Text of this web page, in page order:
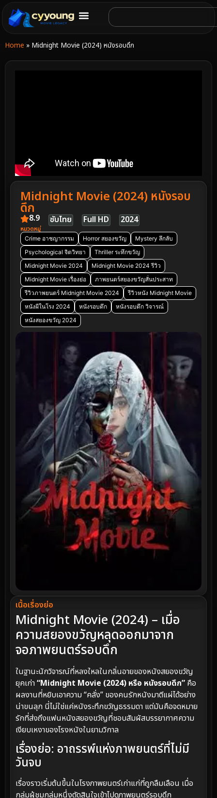
Home » Midnight Movie (2024) หนังรอบดึก
Midnight Movie (2024) หนังรอบ
ดึก
8.9 ซับไทย Full HD 2024
หมวดหมู่
Crime อาชญากรรม Horror สยองขวัญ
Mystery ลึกลับ
Psychological จิตวิทยา
Thriller ระทึกขวัญ
Midnight Movie 2024
Midnight Movie 2024 รีวิว
Midnight Movie เรื่องย่อ
ภาพยนตร์สยองขวัญสั่นประสาท
รีวิวภาพยนตร์ Midnight Movie 2024
รีวิวหนัง Midnight Movie
หนังผีในโรง 2024
หนังรอบดึก
หนังรอบดึก วิจารณ์
หนังสยองขวัญ 2024
เนื้อเรื่องย่อ
Midnight Movie (2024) – เมื่อ
ความสยองขวัญหลุดออกมาจาก
จอภาพยนตร์รอบดึก
ในฐานะนักวิจารณ์ที่หลงใหลในกลิ่นอายของหนังสยองขวัญ
ยุคเก่า“Midnight Movie (2024) หรือ หนังรอบดึก” คือ
ผลงานที่หยิบเอาความ “คลั่ง” ของคนรักหนังมาตีแผ่ได้อย่าง
น่าขนลุก นี่ไม่ใช่แค่หนังระทึกขวัญธรรมดา แต่มันคือจดหมาย
รักที่ส่งถึงแฟนหนังสยองขวัญที่ชอบสัมผัสบรรยากาศความ
เงียบเหงาของโรงหนังในยามวิกาล
เรื่องย่อ: อาถรรพ์แห่งภาพยนตร์ที่ไม่มี
วันจบ
เรื่องราวเริ่มต้นขึ้นในโรงภาพยนตร์เก่าแก่ที่ถูกลืมเลือน เมื่อ
กลุ่มผู้ชมกลุ่มหนึ่งตัดสินใจเข้าไปดูภาพยนตร์รอบดึก